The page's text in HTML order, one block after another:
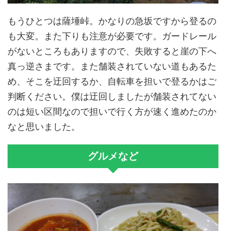
もうひとつは薩埵峠。かなりの急坂ですから登るの
も大変。また下りも注意が必要です。ガードレール
がないところもありますので、失敗すると崖の下へ
真っ逆さまです。また舗装されていない道もあるた
め、そこを迂回するか、自転車を担いで登るかはご
判断ください。僕は迂回しましたが舗装されてない
のは短い区間なので担いで行く方が速く進めたのか
なと思いました。
グルメなど